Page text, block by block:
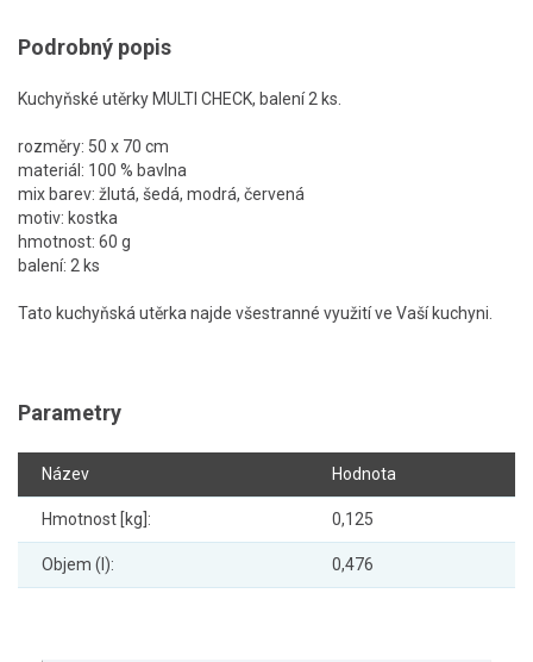
Podrobný popis
Kuchyňské utěrky MULTI CHECK, balení 2 ks.
rozměry: 50 x 70 cm
materiál: 100 % bavlna
mix barev: žlutá, šedá, modrá, červená
motiv: kostka
hmotnost: 60 g
balení: 2 ks
Tato kuchyňská utěrka najde všestranné využití ve Vaší kuchyni.
Parametry
Název Hodnota
Hmotnost [kg]: 0,125
Objem (l): 0,476